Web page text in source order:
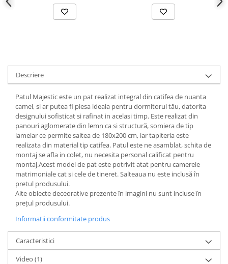
Descriere
Patul Majestic este un pat realizat integral din catifea de nuanta
camel, si ar putea fi piesa ideala pentru dormitorul tău, datorita
designului sofisticat si rafinat in acelasi timp. Este realizat din
panouri aglomerate din lemn ca si structură, somiera de tip
lamelar ce permite saltea de 180x200 cm, iar tapiteria este
realizata din material tip catifea. Patul este ne asamblat, schita de
montaj se afla in colet, nu necesita personal calificat pentru
montaj.Acest model de pat este potrivit atat pentru camerele
matrimoniale cat si cele de tineret. Salteaua nu este inclusă în
pretul produsului.
Alte obiecte deceorative prezente în imagini nu sunt incluse în
prețul produsului.
Informatii conformitate produs
Caracteristici
Video (1)